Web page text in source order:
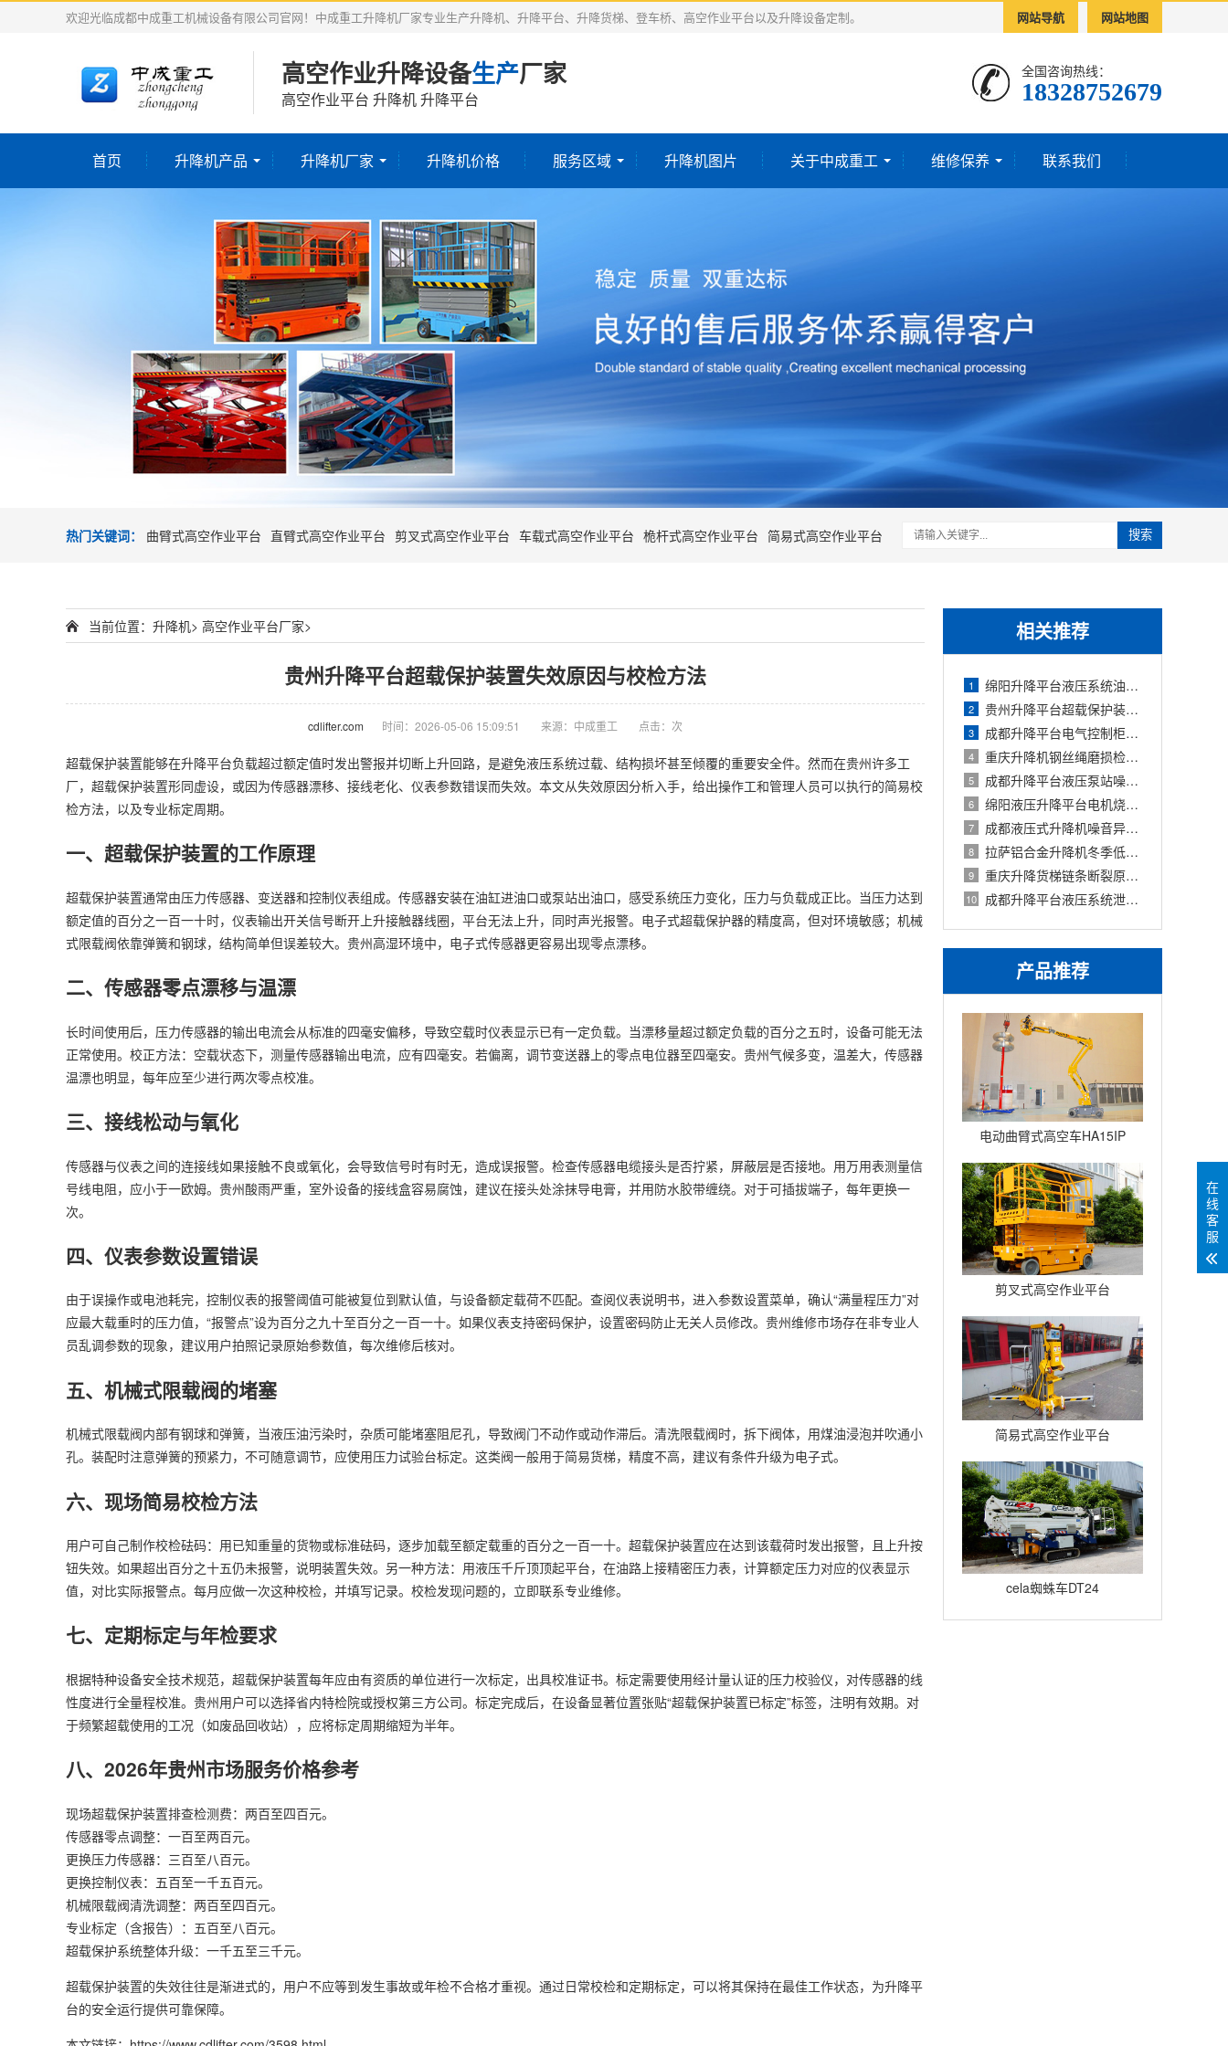
网站导航 网站地图
欢迎光临成都中成重工机械设备有限公司官网！中成重工升降机厂家专业生产升降机、升降平台、升降货梯、登车桥、高空作业平台以及升降设备定制。
高空作业升降设备生产厂家
高空作业平台 升降机 升降平台
全国咨询热线：
18328752679‬
首页 升降机产品 升降机厂家 升降机价格 服务区域 升降机图片 关于中成重工 维修保养 联系我们
热门关键词： 曲臂式高空作业平台 直臂式高空作业平台 剪叉式高空作业平台 车载式高空作业平台 桅杆式高空作业平台 简易式高空作业平台 搜索
相关推荐
1 绵阳升降平台液压系统油温过高原因与冷
2 贵州升降平台超载保护装置失效原因与校
3 成都升降平台电气控制柜受潮故障排查与
4 重庆升降机钢丝绳磨损检查与更换标准
5 成都升降平台液压泵站噪音过大故障排除
6 绵阳液压升降平台电机烧毁原因分析与预
7 成都液压式升降机噪音异常分类诊断与排
8 拉萨铝合金升降机冬季低温启动故障与对
9 重庆升降货梯链条断裂原因分析与更换标
10 成都升降平台液压系统泄漏排查与维修价
产品推荐
电动曲臂式高空车HA15IP
剪叉式高空作业平台
Compact12
简易式高空作业平台
Quickup7
cela蜘蛛车DT24
当前位置： 升降机> 高空作业平台厂家>
贵州升降平台超载保护装置失效原因与校检方法
cdlifter.com 时间：2026-05-06 15:09:51 来源：中成重工 点击： 次
超载保护装置能够在升降平台负载超过额定值时发出警报并切断上升回路，是避免液压系统过载、结构损坏甚至倾覆的重要安全件。然而在贵州许多工
厂，超载保护装置形同虚设，或因为传感器漂移、接线老化、仪表参数错误而失效。本文从失效原因分析入手，给出操作工和管理人员可以执行的简易校
检方法，以及专业标定周期。
一、超载保护装置的工作原理
超载保护装置通常由压力传感器、变送器和控制仪表组成。传感器安装在油缸进油口或泵站出油口，感受系统压力变化，压力与负载成正比。当压力达到
额定值的百分之一百一十时，仪表输出开关信号断开上升接触器线圈，平台无法上升，同时声光报警。电子式超载保护器的精度高，但对环境敏感；机械
式限载阀依靠弹簧和钢球，结构简单但误差较大。贵州高湿环境中，电子式传感器更容易出现零点漂移。
二、传感器零点漂移与温漂
长时间使用后，压力传感器的输出电流会从标准的四毫安偏移，导致空载时仪表显示已有一定负载。当漂移量超过额定负载的百分之五时，设备可能无法
正常使用。校正方法：空载状态下，测量传感器输出电流，应有四毫安。若偏离，调节变送器上的零点电位器至四毫安。贵州气候多变，温差大，传感器
温漂也明显，每年应至少进行两次零点校准。
三、接线松动与氧化
传感器与仪表之间的连接线如果接触不良或氧化，会导致信号时有时无，造成误报警。检查传感器电缆接头是否拧紧，屏蔽层是否接地。用万用表测量信
号线电阻，应小于一欧姆。贵州酸雨严重，室外设备的接线盒容易腐蚀，建议在接头处涂抹导电膏，并用防水胶带缠绕。对于可插拔端子，每年更换一
次。
四、仪表参数设置错误
由于误操作或电池耗完，控制仪表的报警阈值可能被复位到默认值，与设备额定载荷不匹配。查阅仪表说明书，进入参数设置菜单，确认“满量程压力”对
应最大载重时的压力值，“报警点”设为百分之九十至百分之一百一十。如果仪表支持密码保护，设置密码防止无关人员修改。贵州维修市场存在非专业人
员乱调参数的现象，建议用户拍照记录原始参数值，每次维修后核对。
五、机械式限载阀的堵塞
机械式限载阀内部有钢球和弹簧，当液压油污染时，杂质可能堵塞阻尼孔，导致阀门不动作或动作滞后。清洗限载阀时，拆下阀体，用煤油浸泡并吹通小
孔。装配时注意弹簧的预紧力，不可随意调节，应使用压力试验台标定。这类阀一般用于简易货梯，精度不高，建议有条件升级为电子式。
六、现场简易校检方法
用户可自己制作校检砝码：用已知重量的货物或标准砝码，逐步加载至额定载重的百分之一百一十。超载保护装置应在达到该载荷时发出报警，且上升按
钮失效。如果超出百分之十五仍未报警，说明装置失效。另一种方法：用液压千斤顶顶起平台，在油路上接精密压力表，计算额定压力对应的仪表显示
值，对比实际报警点。每月应做一次这种校检，并填写记录。校检发现问题的，立即联系专业维修。
七、定期标定与年检要求
根据特种设备安全技术规范，超载保护装置每年应由有资质的单位进行一次标定，出具校准证书。标定需要使用经计量认证的压力校验仪，对传感器的线
性度进行全量程校准。贵州用户可以选择省内特检院或授权第三方公司。标定完成后，在设备显著位置张贴“超载保护装置已标定”标签，注明有效期。对
于频繁超载使用的工况（如废品回收站），应将标定周期缩短为半年。
八、2026年贵州市场服务价格参考
现场超载保护装置排查检测费：两百至四百元。
传感器零点调整：一百至两百元。
更换压力传感器：三百至八百元。
更换控制仪表：五百至一千五百元。
机械限载阀清洗调整：两百至四百元。
专业标定（含报告）：五百至八百元。
超载保护系统整体升级：一千五至三千元。
超载保护装置的失效往往是渐进式的，用户不应等到发生事故或年检不合格才重视。通过日常校检和定期标定，可以将其保持在最佳工作状态，为升降平
台的安全运行提供可靠保障。
在
线
客
服